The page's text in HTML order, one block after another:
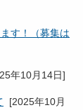
す！（募集は
年10月14日]
[2025年10月